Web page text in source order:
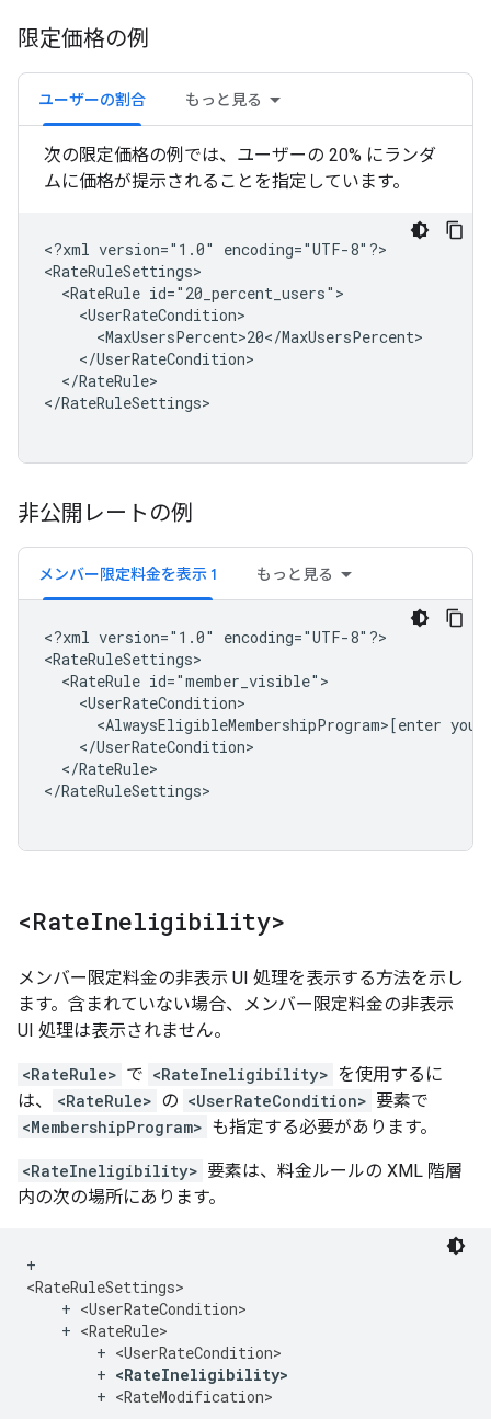
限定価格の例
ユーザーの割合 もっと見る
次の限定価格の例では、ユーザーの 20% にランダ
ムに価格が提示されることを指定しています。
<?xml version="1.0"
encoding="UTF-8"?>
<RateRule
</RateRule>
</RateRuleSettings>
非公開レートの例
メンバー限定料金を表示 1 もっと見る
<?xml version="1.0"
encoding="UTF-8"?>
<RateRule
<AlwaysEligibleMembershipProgram>[enter your
</RateRule>
</RateRuleSettings>
<RateIneligibility>
メンバー限定料金の非表示 UI 処理を表示する方法を示し
ます。含まれていない場合、メンバー限定料金の非表示
UI 処理は表示されません。
<RateRule> で <RateIneligibility> を使用するに
は、
<RateRule> の <UserRateCondition> 要素で
<MembershipProgram> も指定する必要があります。
<RateIneligibility> 要素は、料金ルールの XML 階層
内の次の場所にあります。
+
<RateRuleSettings>
    +
<UserRateCondition>
    +
<RateRule>
        +
<UserRateCondition>
        +
<RateIneligibility>
        +
<RateModification>